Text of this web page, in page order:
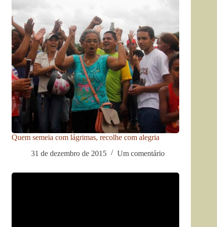
Quem semeia com lágrimas, recolhe com alegria
31 de dezembro de 2015
Um comentário